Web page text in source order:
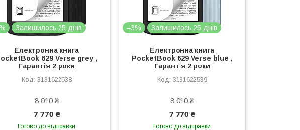
Залишилось 25 днів
Електронна книга
629 Verse grey ,
Гарантія 2 роки
3131622538
8 010 ₴
7 770 ₴
Готово до відправки
–3% Залишилось 25 днів
Електронна книга
PocketBook 629 Verse blue ,
Гарантія 2 роки
3131622539
8 010 ₴
7 770 ₴
Готово до відправки